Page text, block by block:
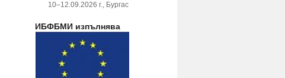
10–12.09.2026 г., Бургас
ИБФБМИ изпълнява